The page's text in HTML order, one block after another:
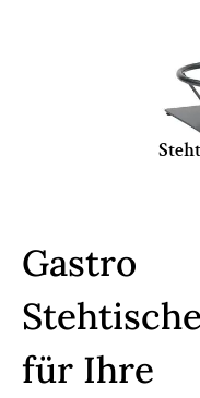
Gastro
Stehtische
für Ihre